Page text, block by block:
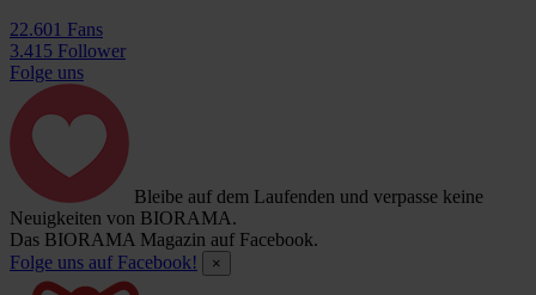
22.601 Fans
3.415 Follower
Folge uns
Bleibe auf dem Laufenden und verpasse keine
Neuigkeiten von BIORAMA.
Das BIORAMA Magazin auf Facebook.
Folge uns auf Facebook!
×